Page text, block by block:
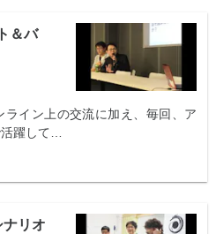
＆バ
ライン上の交流に加え、毎回、ア
活躍して…
ナリオ